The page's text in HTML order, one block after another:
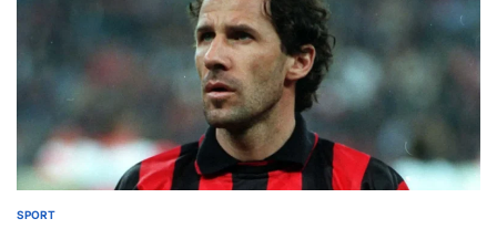
POSTED
SPORT